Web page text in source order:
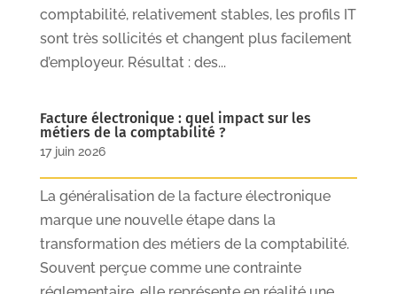
comptabilité, relativement stables, les profils IT
sont très sollicités et changent plus facilement
d’employeur. Résultat : des...
Facture électronique : quel impact sur les
métiers de la comptabilité ?
17 juin 2026
La généralisation de la facture électronique
marque une nouvelle étape dans la
transformation des métiers de la comptabilité.
Souvent perçue comme une contrainte